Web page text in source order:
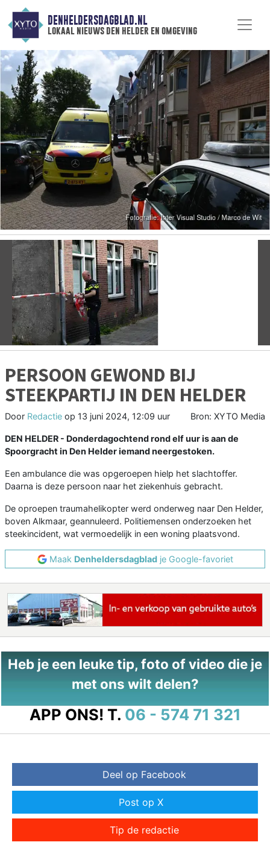
DENHELDERSDAGBLAD.NL
lokaal nieuws den helder en omgeving
Vorige
PERSOON GEWOND BIJ
STEEKPARTIJ IN DEN HELDER
Door Redactie op 13 juni 2024, 12:09 uur Bron: XYTO Media
DEN HELDER - Donderdagochtend rond elf uur is aan de
Spoorgracht in Den Helder iemand neergestoken.
Een ambulance die was opgeroepen hielp het slachtoffer.
Daarna is deze persoon naar het ziekenhuis gebracht.
De oproepen traumahelikopter werd onderweg naar Den Helder,
boven Alkmaar, geannuleerd. Politiemensen onderzoeken het
steekincident, wat vermoedelijk in een woning plaatsvond.
Maak Denheldersdagbladje Google-favoriet
Heb je een leuke tip, foto of video die je
met ons wilt delen?
APP ONS! T. 06 - 574 71 321
Deel op Facebook
Post op X
Tip de redactie